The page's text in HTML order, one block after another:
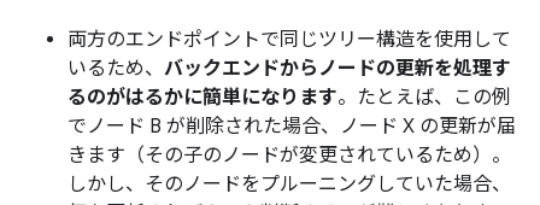
両方のエンドポイントで同じツリー構造を使用して
いるため、 バックエンドからノードの更新を処理す
るのがはるかに簡単になります。たとえば、この例
でノード B が削除された場合、ノード X の更新が届
きます（その子のノードが変更されているため）。
しかし、そのノードをプルーニングしていた場合、